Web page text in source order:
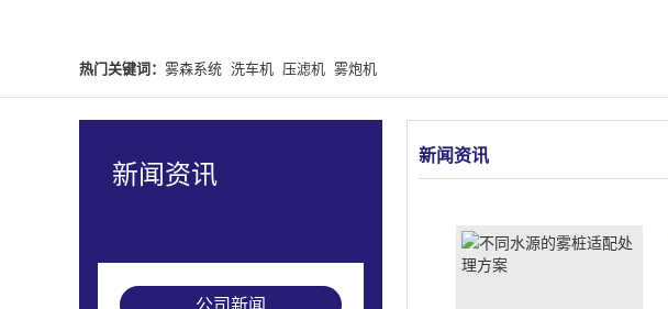
热门关键词： 雾森系统 洗车机 压滤机 雾炮机
新闻资讯
公司新闻
新闻资讯